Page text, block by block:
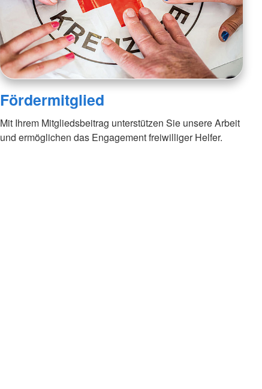
Fördermitglied
Mit Ihrem Mitgliedsbeitrag unterstützen Sie unsere Arbeit
und ermöglichen das Engagement freiwilliger Helfer.